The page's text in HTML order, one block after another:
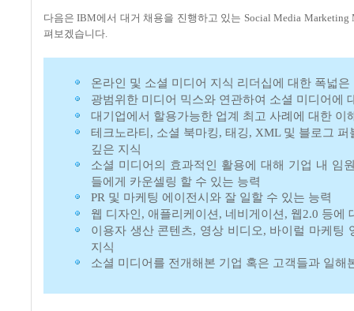
다음은 IBM에서 대거 채용을 진행하고 있는 Social Media Marketing
펴보겠습니다.
온라인 및 소셜 미디어 지식 리더십에 대한 폭넓은
광범위한 미디어 믹스와 연관하여 소셜 미디어에
대기업에서 할용가능한 업계 최고 사례에 대한 이
테크노라티, 소셜 북마킹, 태깅, XML 및 블로그 퍼
깊은 지식
소셜 미디어의 효과적인 활용에 대해 기업 내 임
들에게 카운셀링 할 수 있는 능력
PR 및 마케팅 에이전시와 잘 일할 수 있는 능력
웹 디자인, 애플리케이션, 네비게이션, 웹2.0 등에
이용자 생산 콘텐츠, 영상 비디오, 바이럴 마케팅
지식
소셜 미디어를 전개해본 기업 혹은 고객들과 일해